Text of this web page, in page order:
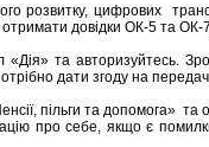
розвитку, цифрових
отримати довідки ОК-5 та ОК-7
«Дія» та авторизуйтесь.
дати згоду на
пільги та допомога» та
про себе, якщо є